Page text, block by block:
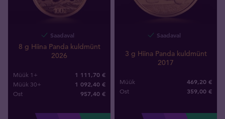
Saadaval
8 g Hiina Panda kuldmünt
2026
Müük 1+ 1 111,70 €
Müük 30+ 1 092,40 €
Ost 957,40 €
Saadaval
3 g Hiina Panda kuldmünt
2017
Müük 469,20 €
Ost 359,00 €